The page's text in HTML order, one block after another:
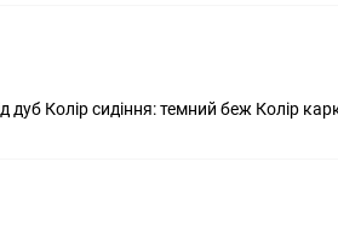
Колір сидіння: темний беж Колір